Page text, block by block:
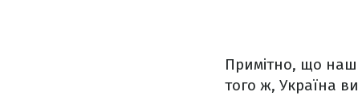
Примітно, що
того ж, Україна